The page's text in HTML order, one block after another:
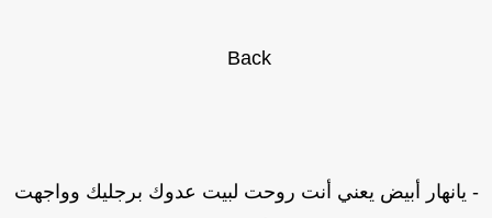
Back
يانهار أبيض يعني أنت روحت لبيت عدوك برجليك وواجهت